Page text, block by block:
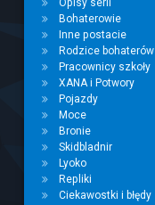
Opisy serii
Bohaterowie
Inne postacie
Rodzice bohaterów
Pracownicy szkoły
XANA i Potwory
Pojazdy
Moce
Bronie
Skidbladnir
Lyoko
Repliki
Ciekawostki i błędy